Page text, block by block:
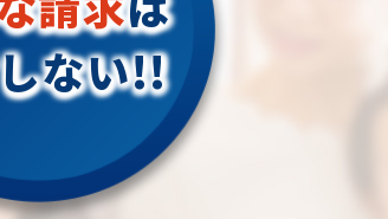
、ヤマボウシ、カ
ガネモチ、ベニカ
ホルトノキ、つつ
り込ま
拡大し
ャーに
での
。
訪市、
市、小
訪町、
野町、
、青
、木
ない!!